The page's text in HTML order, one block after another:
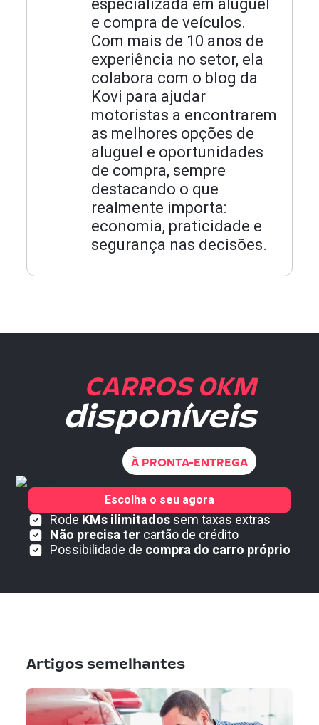
especializada em aluguel
e compra de veículos.
Com mais de 10 anos de
experiência no setor, ela
colabora com o blog da
Kovi para ajudar
motoristas a encontrarem
as melhores opções de
aluguel e oportunidades
de compra, sempre
destacando o que
realmente importa:
economia, praticidade e
segurança nas decisões.
CARROS 0KM
disponíveis
À PRONTA-ENTREGA
Rode KMs ilimitados sem taxas extras
Não precisa ter cartão de crédito
Possibilidade de compra do carro próprio
Escolha o seu agora
Artigos semelhantes